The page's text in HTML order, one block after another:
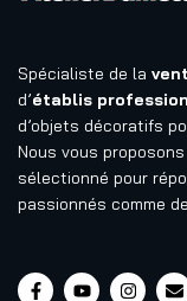
Spécialiste de la
d’établis
d’objets décoratifs
Nous vous
sélectionné pour
passionnés comme